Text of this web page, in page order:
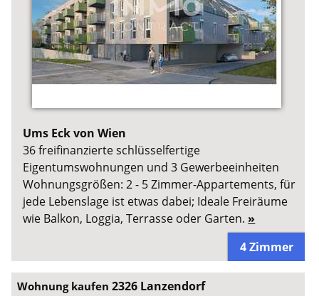
Ums Eck von Wien
36 freifinanzierte schlüsselfertige
Eigentumswohnungen und 3 Gewerbeeinheiten
Wohnungsgrößen: 2 - 5 Zimmer-Appartements, für
jede Lebenslage ist etwas dabei; Ideale Freiräume
wie Balkon, Loggia, Terrasse oder Garten. »
4 Zimmer
Wohnung kaufen2326 Lanzendorf